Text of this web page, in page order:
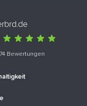
Bewertungen